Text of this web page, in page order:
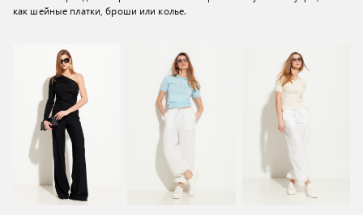
как шейные платки, броши или колье.